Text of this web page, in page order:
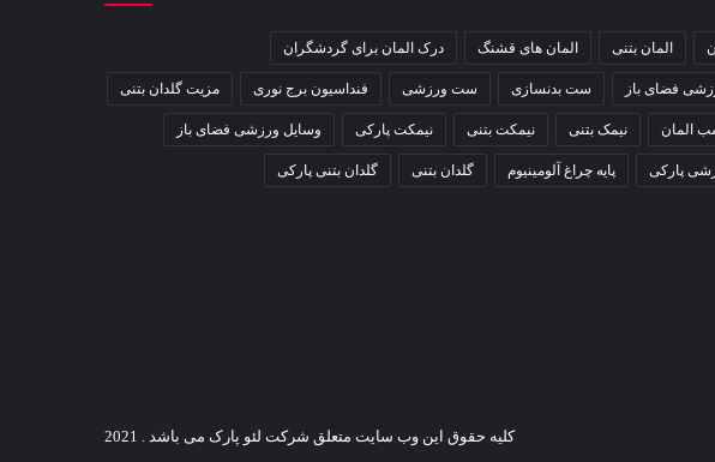
المان بتنی المان های قشنگ درک المان برای گردشگران
فضای باز ست بدنسازی ست ورزشی فنداسیون برج نوری مزیت گلدان بتنی
المان نیمک بتنی نیمکت بتنی نیمکت پارکی وسایل ورزشی فضای باز
پارکی پایه چراغ آلومینیوم گلدان بتنی گلدان بتنی پارکی
کلیه حقوق این وب سایت متعلق شرکت لئو پارک می باشد . 2021